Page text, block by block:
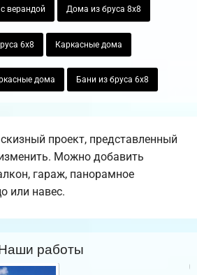
верандой Дома из бруса 8х8
6х8 Каркасные дома
дома Бани из бруса 6х8
проект, представленный
Можно добавить
гараж, панорамное
или навес.
работы